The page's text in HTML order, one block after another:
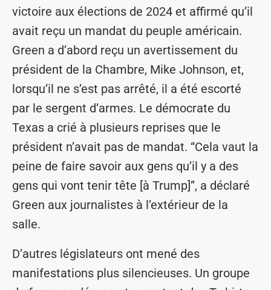
victoire aux élections de 2024 et affirmé qu’il
avait reçu un mandat du peuple américain.
Green a d’abord reçu un avertissement du
président de la Chambre, Mike Johnson, et,
lorsqu’il ne s’est pas arrêté, il a été escorté
par le sergent d’armes. Le démocrate du
Texas a crié à plusieurs reprises que le
président n’avait pas de mandat. “Cela vaut la
peine de faire savoir aux gens qu’il y a des
gens qui vont tenir tête [à Trump]”, a déclaré
Green aux journalistes à l’extérieur de la
salle.
D’autres législateurs ont mené des
manifestations plus silencieuses. Un groupe